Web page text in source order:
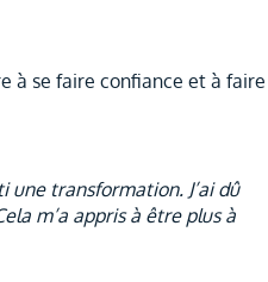
à se faire confiance et à faire
une transformation. J’ai dû
m’a appris à être plus à